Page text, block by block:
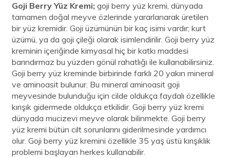
Goji Berry Yüz Kremi; goji berry yüz kremi, dünyada
tamamen doğal meyve özlerinde yararlanarak üretilen
bir yüz kremidir. Goji üzümünün bir kaç isimi vardır; kurt
üzümü, ya da goji çileği olarak isimlendirilir. Goji berry yüz
kreminin içeriğinde kimyasal hiç bir katkı maddesi
barındırmaz bu yüzden gönül rahatlığı ile kullanabilirsiniz.
Goji berry yüz kreminde birbirinde farklı 20 yakın mineral
ve aminoasit bulunur. Bu mineral aminoasit goji
meyvesinde bulunduğu için cilde oldukça faydalı özellikle
kırışık gidermede oldukça etkilidir. Goji berry yüz kremi
dünyada mucizevi meyve olarak bilinmekte. Goji berry
yüz kremi bütün cilt sorunlarını giderilmesinde yardımcı
olur. Goji berry yüz kremini özellikle 35 yaş üstü kırışıklık
problemi başlayan herkes kullanabilir.